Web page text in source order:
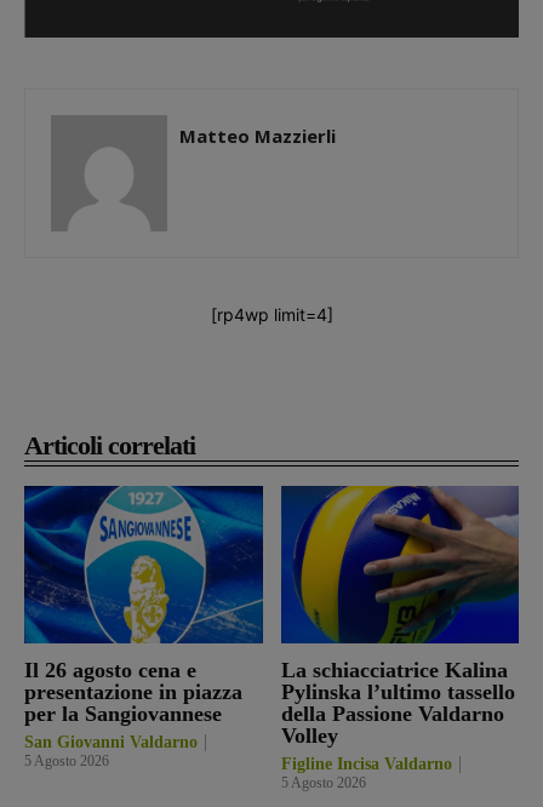
Articoli correlati
Il 26 agosto cena e
presentazione in piazza
per la Sangiovannese
San Giovanni Valdarno
5 Agosto 2026
La schiacciatrice Kalina
Pylinska l’ultimo tassello
della Passione Valdarno
Volley
Figline Incisa Valdarno
5 Agosto 2026
Matteo Mazzierli
[rp4wp limit=4]